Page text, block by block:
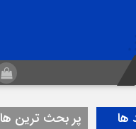
ها پر بحث ترین ها